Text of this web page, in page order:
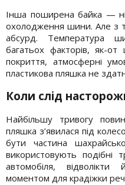
Інша поширена байка —
охолодження шини. Але з
абсурд. Температура
багатьох факторів, як-от
покриття, атмосферні
пластикова пляшка не
Коли слід
Найбільшу тривогу
пляшка з’явилася під
бути частина
використовують
автомобіля,
моментом для крадіжки